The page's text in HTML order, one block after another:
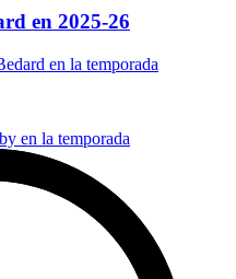
en 2025-26
en la temporada